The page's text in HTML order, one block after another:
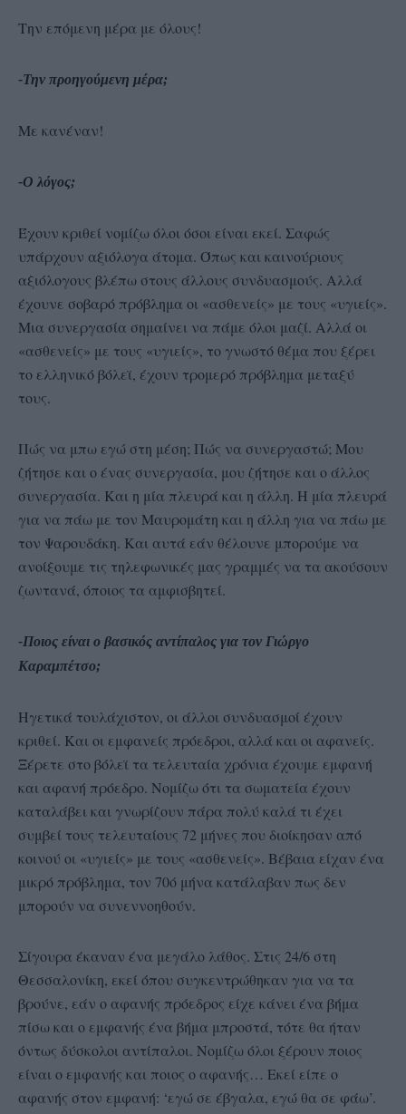
Την επόμενη μέρα με όλους!
-Την προηγούμενη μέρα;
Με κανέναν!
-Ο λόγος;
Έχουν κριθεί νομίζω όλοι όσοι είναι εκεί. Σαφώς
υπάρχουν αξιόλογα άτομα. Όπως και καινούριους
αξιόλογους βλέπω στους άλλους συνδυασμούς. Αλλά
έχουνε σοβαρό πρόβλημα οι «ασθενείς» με τους «υγιείς».
Μια συνεργασία σημαίνει να πάμε όλοι μαζί. Αλλά οι
«ασθενείς» με τους «υγιείς», το γνωστό θέμα που ξέρει
το ελληνικό βόλεϊ, έχουν τρομερό πρόβλημα μεταξύ
τους.
Πώς να μπω εγώ στη μέση; Πώς να συνεργαστώ; Μου
ζήτησε και ο ένας συνεργασία, μου ζήτησε και ο άλλος
συνεργασία. Και η μία πλευρά και η άλλη. Η μία πλευρά
για να πάω με τον Μαυρομάτη και η άλλη για να πάω με
τον Ψαρουδάκη. Και αυτά εάν θέλουνε μπορούμε να
ανοίξουμε τις τηλεφωνικές μας γραμμές να τα ακούσουν
ζωντανά, όποιος τα αμφισβητεί.
-Ποιος είναι ο βασικός αντίπαλος για τον Γιώργο
Καραμπέτσο;
Ηγετικά τουλάχιστον, οι άλλοι συνδυασμοί έχουν
κριθεί. Και οι εμφανείς πρόεδροι, αλλά και οι αφανείς.
Ξέρετε στο βόλεϊ τα τελευταία χρόνια έχουμε εμφανή
και αφανή πρόεδρο. Νομίζω ότι τα σωματεία έχουν
καταλάβει και γνωρίζουν πάρα πολύ καλά τι έχει
συμβεί τους τελευταίους 72 μήνες που διοίκησαν από
κοινού οι «υγιείς» με τους «ασθενείς». Βέβαια είχαν ένα
μικρό πρόβλημα, τον 70ό μήνα κατάλαβαν πως δεν
μπορούν να συνεννοηθούν.
Σίγουρα έκαναν ένα μεγάλο λάθος. Στις 24/6 στη
Θεσσαλονίκη, εκεί όπου συγκεντρώθηκαν για να τα
βρούνε, εάν ο αφανής πρόεδρος είχε κάνει ένα βήμα
πίσω και ο εμφανής ένα βήμα μπροστά, τότε θα ήταν
όντως δύσκολοι αντίπαλοι. Νομίζω όλοι ξέρουν ποιος
είναι ο εμφανής και ποιος ο αφανής… Εκεί είπε ο
αφανής στον εμφανή: ‘εγώ σε έβγαλα, εγώ θα σε φάω’.